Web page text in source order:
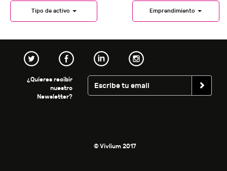
Tipo de activo Emprendimiento
¿Quieres recibir
nuestro
Newsletter?
© Vivlium 2017